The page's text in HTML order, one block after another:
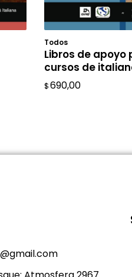
Todos
Libros de apoyo
cursos de
$690,00